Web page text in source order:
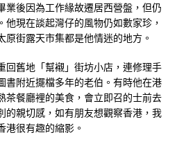
業後因為工作緣故遷居西營盤，但仍
現在談起灣仔的風物仍如數家珍，
街露天市集都是他情迷的地方。
回舊地「幫襯」街坊小店，連修理手
書附近擺檔多年的老伯。有時他在港
茶餐廳裡的美食，會立即召的士前去
的親切感，如有朋友想觀察香港，我
港很有趣的縮影。